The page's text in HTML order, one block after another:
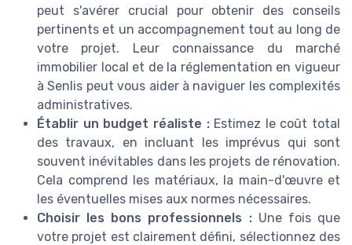
peut s'avérer crucial pour obtenir des conseils
pertinents et un accompagnement tout au long de
votre projet. Leur connaissance du marché
immobilier local et de la réglementation en vigueur
à Senlis peut vous aider à naviguer les complexités
administratives.
Établir un budget réaliste :Estimez le coût total
des travaux, en incluant les imprévus qui sont
souvent inévitables dans les projets de rénovation.
Cela comprend les matériaux, la main-d'œuvre et
les éventuelles mises aux normes nécessaires.
Choisir les bons professionnels :Une fois que
votre projet est clairement défini, sélectionnez des